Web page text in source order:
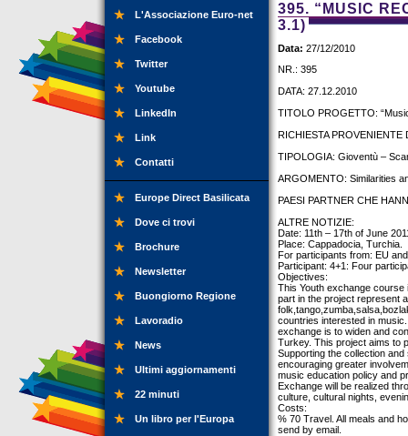
L'Associazione Euro-net
Facebook
Twitter
Youtube
LinkedIn
Link
Contatti
Europe Direct Basilicata
Dove ci trovi
Brochure
Newsletter
Buongiorno Regione
Lavoradio
News
Ultimi aggiornamenti
22 minuti
Un libro per l'Europa
395. “MUSIC
3.1)
Data: 27/12/2010
NR.: 395
DATA: 27.12.2010
TITOLO PROGETTO:
RICHIESTA PROVENIENTE
TIPOLOGIA: Gioventù –
ARGOMENTO: Similarities
PAESI PARTNER CHE
ALTRE NOTIZIE:
Date: 11th – 17th of June
Place: Cappadocia, Turchia.
For participants from: EU
Participant: 4+1: Four
Objectives:
This Youth exchange
part in the project represent
countries interested in
exchange is to widen and
Turkey. This project aims to
Supporting the collection
encouraging greater
music education policy and
Exchange will be realized
culture, cultural nights,
Costs:
% 70 Travel. All meals and
send by email.